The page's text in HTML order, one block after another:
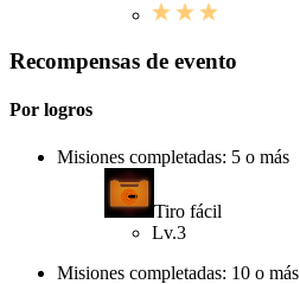
Recompensas de evento
Por logros
Misiones completadas: 5 o más
Tiro fácil
Lv.3
Misiones completadas: 10 o más